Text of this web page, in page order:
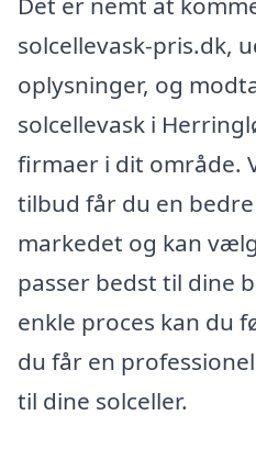
solcellevask-pris.dk,
oplysninger, og
solcellevask i
firmaer i dit område.
tilbud får du en
markedet og kan
passer bedst til dine
enkle proces kan du
du får en
til dine solceller.